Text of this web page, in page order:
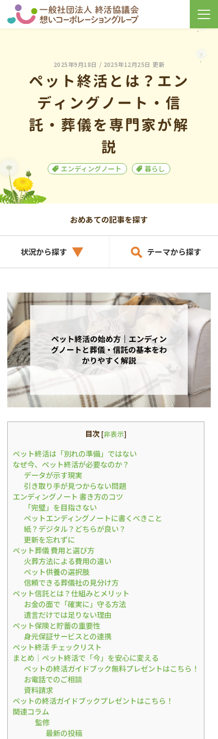
2025年9月18日 / 2025年12月25日 更新
ペット終活とは？エン
ディングノート・信
託・葬儀を専門家が解
説
エンディングノート 暮らし
おめあての記事を探す
状況から探す テーマから探す
目次 [非表示]
ペット終活は「別れの準備」ではない
なぜ今、ペット終活が必要なのか？
データが示す現実
引き取り手が見つからない問題
エンディングノート 書き方のコツ
「完璧」を目指さない
ペットエンディングノートに書くべきこと
紙？デジタル？どちらが良い？
更新を忘れずに
ペット葬儀 費用と選び方
火葬方法による費用の違い
ペット供養の選択肢
信頼できる葬儀社の見分け方
ペット信託とは？仕組みとメリット
お金の面で「確実に」守る方法
遺言だけでは足りない理由
ペット保険と貯蓄の重要性
身元保証サービスとの連携
ペット終活 チェックリスト
まとめ｜ペット終活で「今」を安心に変える
ペットの終活ガイドブック無料プレゼントはこちら！
お電話でのご相談
資料請求
ペットの終活ガイドブックプレゼントはこちら！
関連コラム
監修
最新の投稿